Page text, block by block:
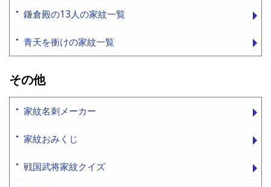
鎌倉殿の13人の家紋一覧
青天を衝けの家紋一覧
その他
家紋名刺メーカー
家紋おみくじ
戦国武将家紋クイズ